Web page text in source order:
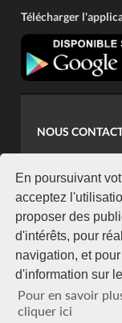
En poursuivant
acceptez
proposer des
d'intérêts, pour
navigation, et
d'information sur
Pour en savoir
cliquer ici
Télécharger
NOUS
+225 07 08
NEWSLETTER
Restez connecté
S'abonner
Se